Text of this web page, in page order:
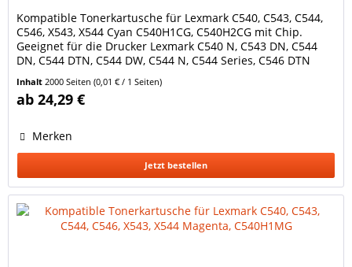
Kompatible Tonerkartusche für Lexmark C540, C543, C544,
C546, X543, X544 Cyan C540H1CG, C540H2CG mit Chip.
Geeignet für die Drucker Lexmark C540 N, C543 DN, C544
DN, C544 DTN, C544 DW, C544 N, C544 Series, C546 DTN
X546 DTN, X548 DE, X548 DTE Lexmark Optra C540 N, C543
DN, C544 DN, C544 DTN, C544 DW, C544 N, C546 DTN...
Inhalt2000 Seiten(0,01 € / 1 Seiten)
ab 24,29 €
Merken
Jetzt bestellen